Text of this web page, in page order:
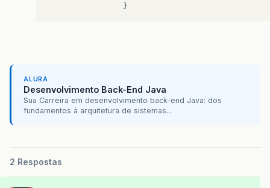
}
ALURA
Desenvolvimento Back-End Java
Sua Carreira em desenvolvimento back-end Java: dos
fundamentos à arquitetura de sistemas...
2 Respostas